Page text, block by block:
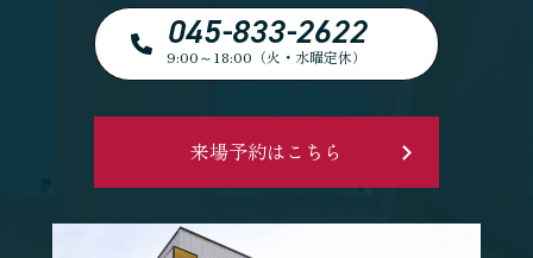
045-833-2622
9:00～18:00（火・水曜定休）
来場予約はこちら